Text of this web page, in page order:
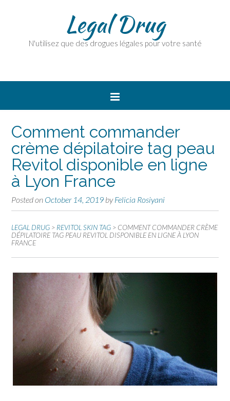
Legal Drug
N'utilisez que des drogues légales pour votre santé
Comment commander
crème dépilatoire tag peau
Revitol disponible en ligne
à Lyon France
Posted on October 14, 2019 byFelicia Rosiyani
LEGAL DRUG > REVITOL SKIN TAG > COMMENT COMMANDER CRÈME
DÉPILATOIRE TAG PEAU REVITOL DISPONIBLE EN LIGNE À LYON
FRANCE